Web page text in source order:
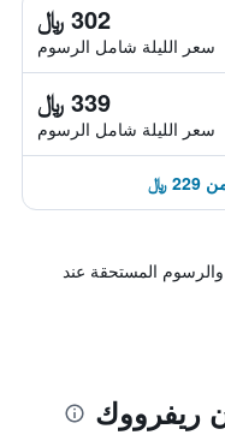
302 ﷼
سعر الليلة شامل الرسوم
339 ﷼
سعر الليلة شامل الرسوم
المستحقة عند
ريفرووك